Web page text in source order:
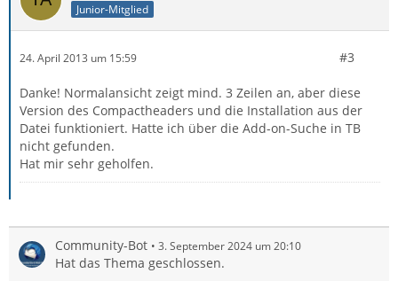
Junior-Mitglied
24. April 2013 um 15:59 #3
Danke! Normalansicht zeigt mind. 3 Zeilen an, aber diese
Version des Compactheaders und die Installation aus der
Datei funktioniert. Hatte ich über die Add-on-Suche in TB
nicht gefunden.
Hat mir sehr geholfen.
Community-Bot 3. September 2024 um 20:10
Hat das Thema geschlossen.